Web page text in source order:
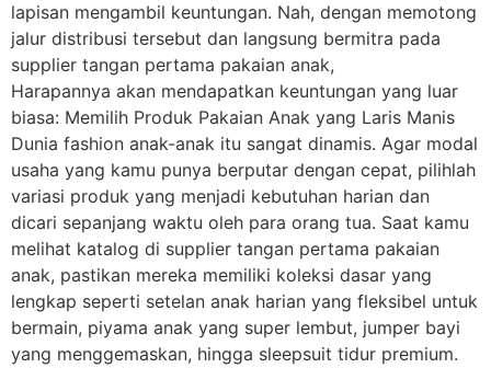
lapisan mengambil keuntungan. Nah, dengan memotong
jalur distribusi tersebut dan langsung bermitra pada
supplier tangan pertama pakaian anak,
Harapannya akan mendapatkan keuntungan yang luar
biasa: Memilih Produk Pakaian Anak yang Laris Manis
Dunia fashion anak-anak itu sangat dinamis. Agar modal
usaha yang kamu punya berputar dengan cepat, pilihlah
variasi produk yang menjadi kebutuhan harian dan
dicari sepanjang waktu oleh para orang tua. Saat kamu
melihat katalog di supplier tangan pertama pakaian
anak, pastikan mereka memiliki koleksi dasar yang
lengkap seperti setelan anak harian yang fleksibel untuk
bermain, piyama anak yang super lembut, jumper bayi
yang menggemaskan, hingga sleepsuit tidur premium.